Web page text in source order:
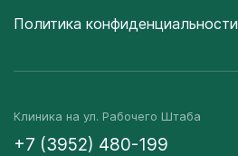
Политика конфиденциальности
Клиника на ул. Рабочего Штаба
+7 (3952) 480-199